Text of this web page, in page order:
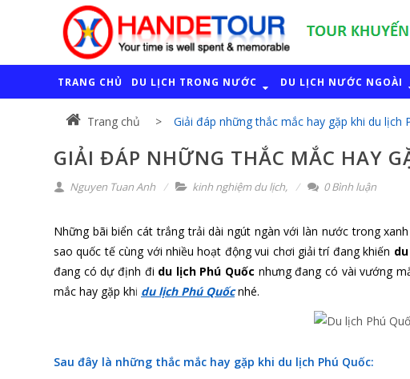
TRANG CHỦ DU LỊCH TRONG NƯỚC DU LỊCH NƯỚC NGOÀI
Trang chủ Giải đáp những thắc mắc hay gặp khi du lịch
GIẢI ĐÁP NHỮNG THẮC MẮC HAY
Nguyen Tuan Anh kinh nghiệm du lịch, 0 Bình luận
Những bãi biển cát trắng trải dài ngút ngàn với làn nước trong
sao quốc tế cùng với nhiều hoạt động vui chơi giải trí đang khiến
đang có dự định đi du lịch Phú Quốc nhưng đang có vài vướng
mắc hay gặp khi du lịch Phú Quốc nhé.
Sau đây là những thắc mắc hay gặp khi du lịch Phú Quốc: